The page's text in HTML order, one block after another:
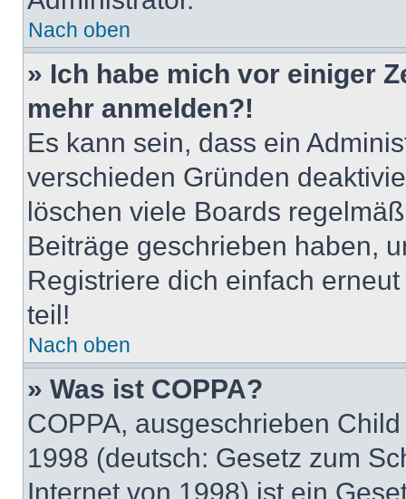
Nach oben
» Ich habe mich vor einiger
mehr anmelden?!
Es kann sein, dass ein
verschieden Gründen
löschen viele Boards
Beiträge geschrieben haben,
Registriere dich einfach
teil!
Nach oben
» Was ist COPPA?
COPPA, ausgeschrieben
1998 (deutsch: Gesetz zum
Internet von 1998) ist ein